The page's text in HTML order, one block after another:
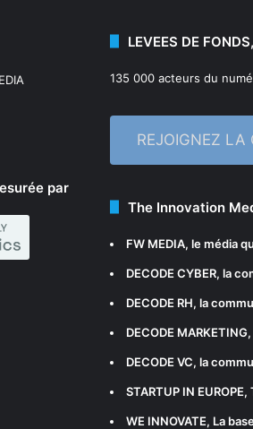
par
LEVEES DE
135 000 acteurs du
REJOIGNEZ LA
The Innovation
FW MEDIA, le média
DECODE CYBER, la
DECODE RH, la
DECODE MARKETING
DECODE VC, la
STARTUP IN EUROPE,
WE INNOVATE, La